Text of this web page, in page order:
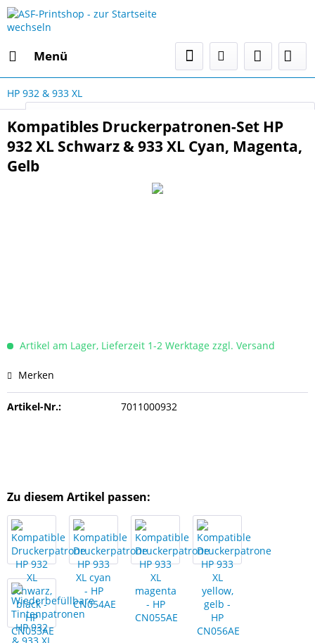
Menü
Select Language
HP 932 & 933 XL
Kompatibles Druckerpatronen-Set HP
932 XL Schwarz & 933 XL Cyan, Magenta,
Gelb
Artikel am Lager, Lieferzeit 1-2 Werktage zzgl. Versand
Merken
Artikel-Nr.: 7011000932
Zu diesem Artikel passen: